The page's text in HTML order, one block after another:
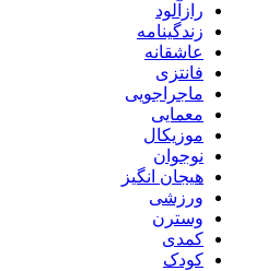
رازآلود
زندگینامه
عاشقانه
فانتزی
ماجراجویی
معمایی
موزیکال
نوجوان
هیجان انگیز
ورزشی
وسترن
کمدی
کودک